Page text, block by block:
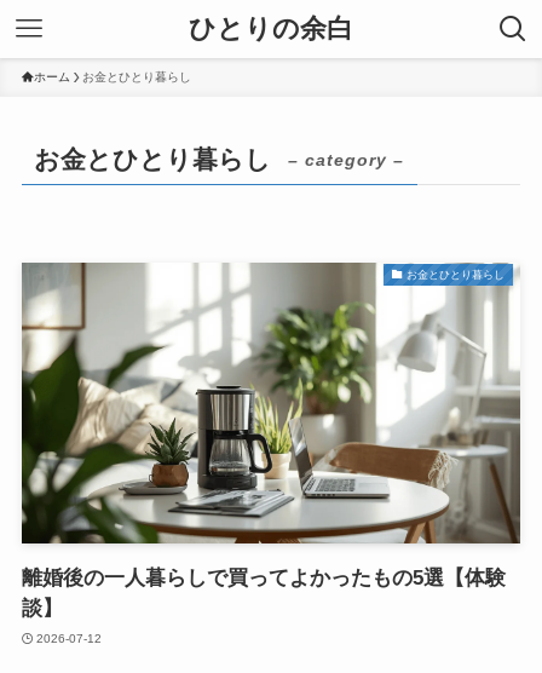
ひとりの余白
ホーム お金とひとり暮らし
お金とひとり暮らし – category –
お金とひとり暮らし
離婚後の一人暮らしで買ってよかったもの5選【体験
談】
2026-07-12